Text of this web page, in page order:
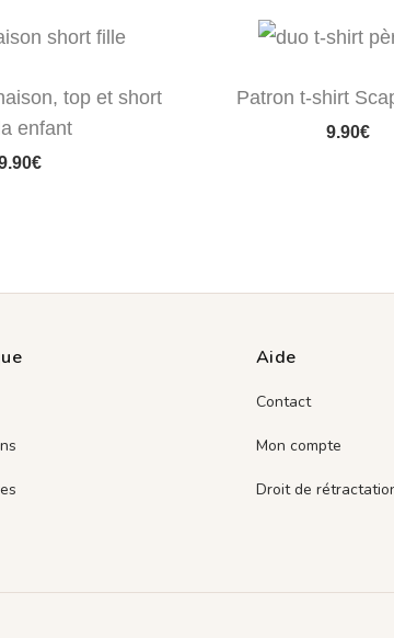
top et short
enfant
€
Patron t-shirt
9.90€
Aide
Contact
Mon compte
Droit de